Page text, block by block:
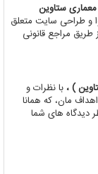
ستاوین
و طراحی سایت متعلق
مراجع قانونی
) ، با نظرات و
مان، که همانا
دیدگاه های شما